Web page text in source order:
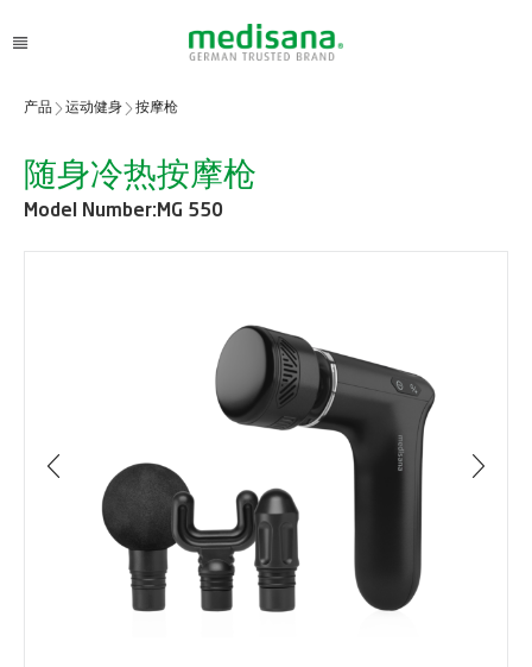
产品 运动健身 按摩枪
随身冷热按摩枪
Model Number: MG 550